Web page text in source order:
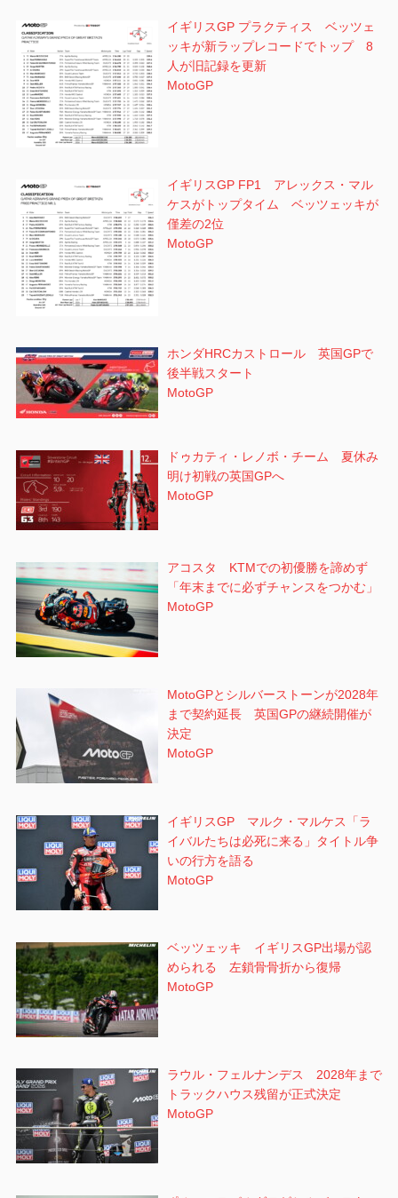
イギリスGP プラクティス ベッツェ
ッキが新ラップレコードでトップ 8
人が旧記録を更新
MotoGP
イギリスGP FP1 アレックス・マル
ケスがトップタイム ベッツェッキが
僅差の2位
MotoGP
ホンダHRCカストロール 英国GPで
後半戦スタート
MotoGP
ドゥカティ・レノボ・チーム 夏休み
明け初戦の英国GPへ
MotoGP
アコスタ KTMでの初優勝を諦めず
「年末までに必ずチャンスをつかむ」
MotoGP
MotoGPとシルバーストーンが2028年
まで契約延長 英国GPの継続開催が
決定
MotoGP
イギリスGP マルク・マルケス「ラ
イバルたちは必死に来る」タイトル争
いの行方を語る
MotoGP
ベッツェッキ イギリスGP出場が認
められる 左鎖骨骨折から復帰
MotoGP
ラウル・フェルナンデス 2028年まで
トラックハウス残留が正式決定
MotoGP